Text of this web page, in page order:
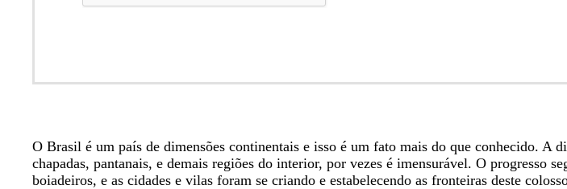
O Brasil é um país de dimensões continentais e isso é um fato mais do que conhecido. A
chapadas, pantanais, e demais regiões do interior, por vezes é imensurável. O progresso
boiadeiros, e as cidades e vilas foram se criando e estabelecendo as fronteiras deste